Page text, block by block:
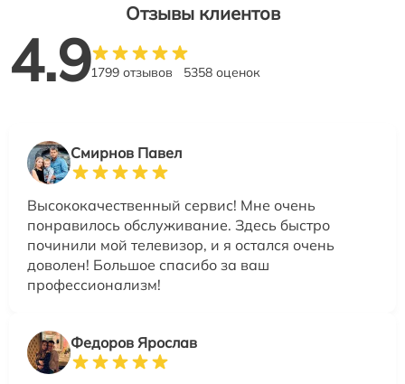
Отзывы клиентов
4.91799 отзывов 5358 оценок
Смирнов Павел
Высококачественный сервис! Мне очень
понравилось обслуживание. Здесь быстро
починили мой телевизор, и я остался очень
доволен! Большое спасибо за ваш
профессионализм!
Федоров Ярослав